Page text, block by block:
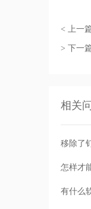
< 上一
> 下一
相关
移除了
怎样才
有什么